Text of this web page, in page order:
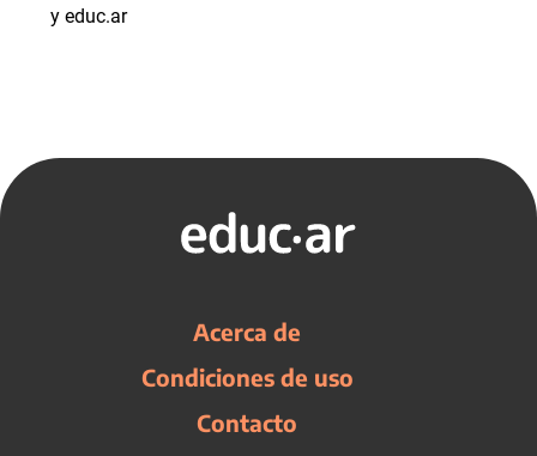
y educ.ar
Acerca de
Condiciones de uso
Contacto